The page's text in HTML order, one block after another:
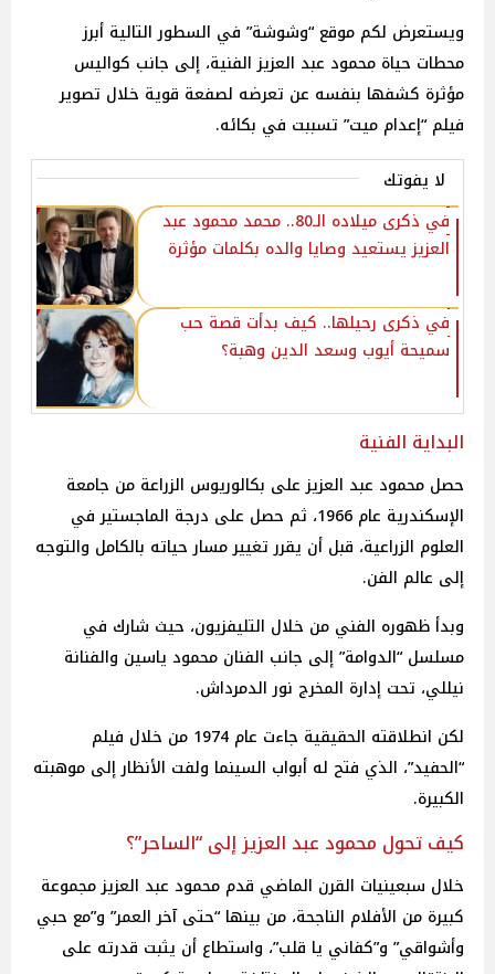
ويستعرض لكم موقع “وشوشة” في السطور التالية أبرز
محطات حياة محمود عبد العزيز الفنية، إلى جانب كواليس
مؤثرة كشفها بنفسه عن تعرضه لصفعة قوية خلال تصوير
فيلم “إعدام ميت” تسببت في بكائه.
لا يفوتك
في ذكرى ميلاده الـ80.. محمد محمود عبد
العزيز يستعيد وصايا والده بكلمات مؤثرة
في ذكرى رحيلها.. كيف بدأت قصة حب
سميحة أيوب وسعد الدين وهبة؟
البداية الفنية
حصل محمود عبد العزيز على بكالوريوس الزراعة من جامعة
الإسكندرية عام 1966، ثم حصل على درجة الماجستير في
العلوم الزراعية، قبل أن يقرر تغيير مسار حياته بالكامل والتوجه
إلى عالم الفن.
وبدأ ظهوره الفني من خلال التليفزيون، حيث شارك في
مسلسل “الدوامة” إلى جانب الفنان محمود ياسين والفنانة
نيللي، تحت إدارة المخرج نور الدمرداش.
لكن انطلاقته الحقيقية جاءت عام 1974 من خلال فيلم
“الحفيد”، الذي فتح له أبواب السينما ولفت الأنظار إلى موهبته
الكبيرة.
كيف تحول محمود عبد العزيز إلى “الساحر”؟
خلال سبعينيات القرن الماضي قدم محمود عبد العزيز مجموعة
كبيرة من الأفلام الناجحة، من بينها “حتى آخر العمر” و”مع حبي
وأشواقي” و”كفاني يا قلب”، واستطاع أن يثبت قدرته على